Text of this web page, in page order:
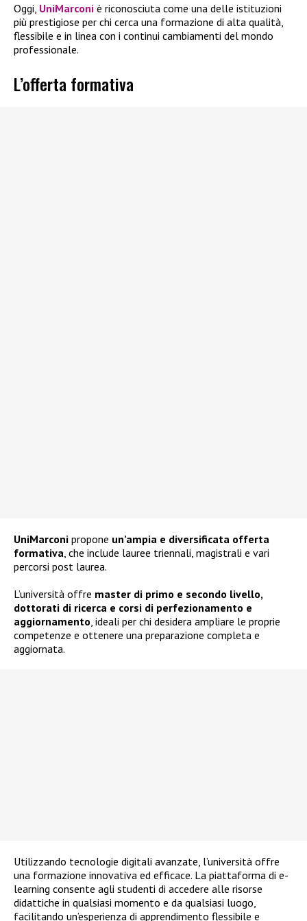
Oggi, UniMarconi è riconosciuta come una delle istituzioni
più prestigiose per chi cerca una formazione di alta qualità,
flessibile e in linea con i continui cambiamenti del mondo
professionale.
L’offerta formativa
UniMarconi propone un’ampia e diversificata offerta
formativa, che include lauree triennali, magistrali e vari
percorsi post laurea.
L’università offre master di primo e secondo livello,
dottorati di ricerca e corsi di perfezionamento e
aggiornamento, ideali per chi desidera ampliare le proprie
competenze e ottenere una preparazione completa e
aggiornata.
Utilizzando tecnologie digitali avanzate, l’università offre
una formazione innovativa ed efficace. La piattaforma di e-
learning consente agli studenti di accedere alle risorse
didattiche in qualsiasi momento e da qualsiasi luogo,
facilitando un’esperienza di apprendimento flessibile e